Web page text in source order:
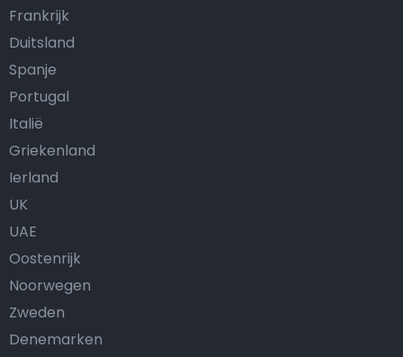
Frankrijk
Duitsland
Spanje
Portugal
Italië
Griekenland
Ierland
UK
UAE
Oostenrijk
Noorwegen
Zweden
Denemarken